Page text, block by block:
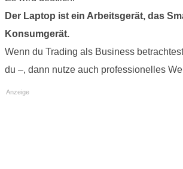
Der Laptop ist ein Arbeitsgerät, das
Konsumgerät.
Wenn du Trading als Business
du –, dann nutze auch professionelles
Anzeige